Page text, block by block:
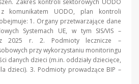
UODO, plan kontroli
1. Organy przetwarzające dane
Systemach UE, w tym SIS/VIS –
2025 r. 2. Podmioty lecznicze –
przy wykorzystaniu monitoringu
danych dzieci (m.in. oddziały dziecięce,
dzieci). 3. Podmioty prowadzące BIP –